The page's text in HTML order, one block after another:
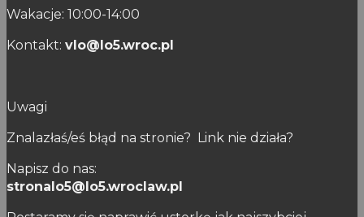
Wakacje: 10:00-14:00
Kontakt: vlo@lo5.wroc.pl
Uwagi
Znalazłaś/eś błąd na stronie? Link nie działa?
Napisz do nas:
stronalo5@lo5.wroclaw.pl